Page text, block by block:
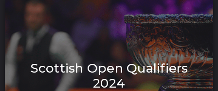
Scottish Open Qualifiers
2024